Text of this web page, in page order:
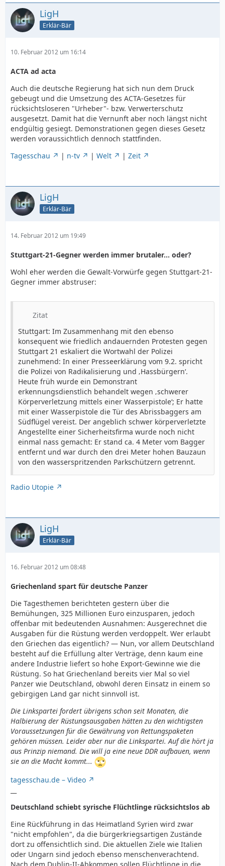
LigH
Erklär-Bär
10. Februar 2012 um 16:14
ACTA ad acta
Auch die deutsche Regierung hat sich nun dem Druck
gebeugt und die Umsetzung des ACTA-Gesetzes für
rücksichtsloseren "Urheber"- bzw. Verwerterschutz
ausgesetzt. Damit hat die Vernunft aber noch längst nicht
endgültig gesiegt. Demonstrationen gegen dieses Gesetz
werden voraussichtlich dennoch stattfinden.
Tagesschau
| n-tv | Welt | Zeit
LigH
Erklär-Bär
14. Februar 2012 um 19:49
Stuttgart-21-Gegner werden immer brutaler... oder?
Wohl eher werden die Gewalt-Vorwürfe gegen Stuttgart-21-
Gegner immer abstruser:
Zitat
Stuttgart: Im Zusammenhang mit den ebenso
konsequent wie friedlich andauernden Protesten gegen
Stuttgart 21 eskaliert die Wortwahl der Polizei
zunehmend: In einer Presseerklärung vom 9.2. spricht
die Polizei von Radikalisierung und ‚Hassbürgern‘.
Heute früh wurde ein Demonstrant
erkennungsdienstlich behandelt wegen ‚schwerer
Körperverletzung mittels einer Wasserpistole‘; Er hatte
mit einer Wasserpistole die Tür des Abrissbaggers am
Südflügel vereist. Der angeblich schwer körperverletzte
Angestellte einer Sicherheitsfirma wurde noch nicht
einmal nass gemacht: Er stand ca. 4 Meter vom Bagger
entfernt und war durch den drei Meter hohen Bauzaun
von den wasserspritzenden Parkschützern getrennt.
Radio Utopie
LigH
Erklär-Bär
16. Februar 2012 um 08:48
Griechenland spart für deutsche Panzer
Die Tagesthemen berichteten gestern über die
Bemühungen, 325 Millionen Euro einzusparen, jedoch
offenbar mit bedeutenden Ausnahmen: Ausgerechnet die
Ausgaben für die Rüstung werden verdoppelt. Wer erlaubt
den Griechen das eigentlich? — Nun, vor allem Deutschland
besteht auf die Erfüllung alter Verträge, denn kaum eine
andere Industrie liefert so hohe Export-Gewinne wie die
Rüstung. So hat Griechenland bereits vier Mal so viel
Panzer wie Deutschland, obwohl deren Einsatz in einem so
gebirgigen Land gar nicht sinnvoll ist.
Die Linkspartei fordert übrigens schon seit Monaten, die
Halbierung der Rüstungsausgaben hätten zu den wichtigsten
Voraussetzungen für die Gewährung von Rettungspaketen
gehören müssen. Leider aber nur die Linkspartei. Auf die hört ja
aus Prinzip niemand. Die will ja eine neue DDR aufbauen, wenn
sie an die Macht kommt...
tagesschau.de – Video
Deutschland schiebt syrische Flüchtlinge rücksichtslos ab
Eine Rückführung in das Heimatland Syrien wird zwar
"nicht empfohlen", da die bürgerkriegsartigen Zustände
dort zu offensichtlich sind. Die aktuellen Ziele wie Italien
oder Ungarn sind jedoch ebenso menschenverachtend.